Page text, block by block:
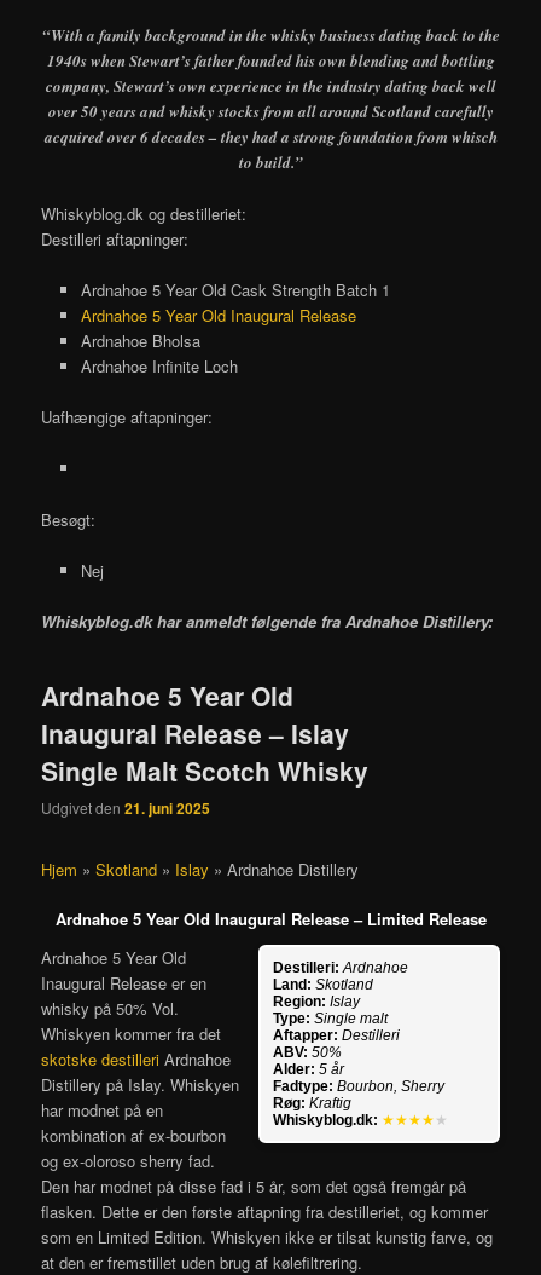
“With a family background in the whisky business dating back to the
1940s when Stewart’s father founded his own blending and bottling
company, Stewart’s own experience in the industry dating back well
over 50 years and whisky stocks from all around Scotland carefully
acquired over 6 decades – they had a strong foundation from whisch
to build.”
Whiskyblog.dk og destilleriet:
Destilleri aftapninger:
Ardnahoe 5 Year Old Cask Strength Batch 1
Ardnahoe 5 Year Old Inaugural Release
Ardnahoe Bholsa
Ardnahoe Infinite Loch
Uafhængige aftapninger:
Besøgt:
Nej
Whiskyblog.dk har anmeldt følgende fraArdnahoe Distillery:
Ardnahoe 5 Year Old
Inaugural Release – Islay
Single Malt Scotch Whisky
Udgivet den21. juni 2025
Hjem »Skotland » Islay »Ardnahoe Distillery
Ardnahoe 5 Year Old Inaugural Release – Limited Release
Destilleri: Ardnahoe
Land: Skotland
Region: Islay
Type: Single malt
Aftapper: Destilleri
ABV: 50%
Alder: 5 år
Fadtype: Bourbon, Sherry
Røg: Kraftig
Whiskyblog.dk: ★★★★ ★
Ardnahoe 5 Year Old
Inaugural Release er en
whisky på 50% Vol.
Whiskyen kommer fra det
skotske destilleri Ardnahoe
Distillery på Islay. Whiskyen
har modnet på en
kombination af ex-bourbon
og ex-oloroso sherry fad.
Den har modnet på disse fad i 5 år, som det også fremgår på
flasken. Dette er den første aftapning fra destilleriet, og kommer
som en Limited Edition. Whiskyen ikke er tilsat kunstig farve, og
at den er fremstillet uden brug af kølefiltrering.